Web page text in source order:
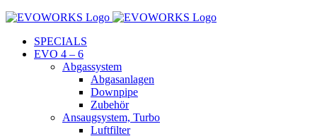
SPECIALS
EVO 4 – 6
Abgassystem
Abgasanlagen
Downpipe
Zubehör
Ansaugsystem, Turbo
Luftfilter